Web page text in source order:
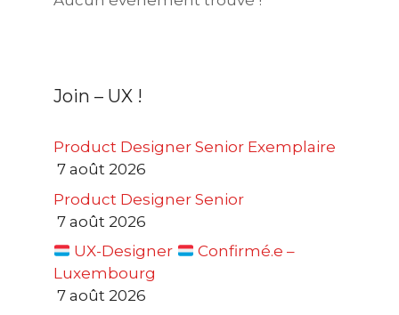
Join – UX !
Product Designer Senior Exemplaire
7 août 2026
Product Designer Senior
7 août 2026
UX-Designer
Confirmé.e –
Luxembourg
7 août 2026